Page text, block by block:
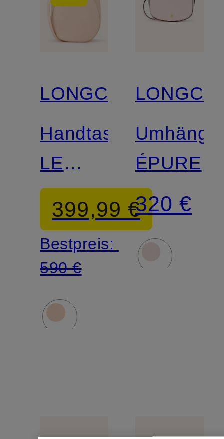
LONGCHAMP
Handtasche
LE
FOULONNE
399,99 €
Bestpreis:
590 €
ÉPURE
320 €